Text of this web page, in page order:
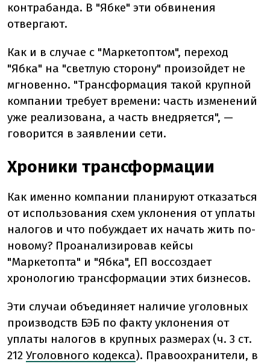
контрабанда. В "Ябке" эти обвинения
отвергают.
Как и в случае с "Маркетоптом", переход
"Ябка" на "светлую сторону" произойдет не
мгновенно. "Трансформация такой крупной
компании требует времени: часть изменений
уже реализована, а часть внедряется", —
говорится в заявлении сети.
Хроники трансформации
Как именно компании планируют отказаться
от использования схем уклонения от уплаты
налогов и что побуждает их начать жить по-
новому? Проанализировав кейсы
"Маркетопта" и "Ябка", ЕП воссоздает
хронологию трансформации этих бизнесов.
Эти случаи объединяет наличие уголовных
производств БЭБ по факту уклонения от
уплаты налогов в крупных размерах (ч. 3 ст.
212 Уголовного кодекса). Правоохранители, в